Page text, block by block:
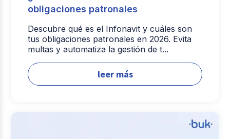
obligaciones patronales
Descubre qué es el Infonavit y cuáles son
tus obligaciones patronales en 2026. Evita
multas y automatiza la gestión de t...
leer más